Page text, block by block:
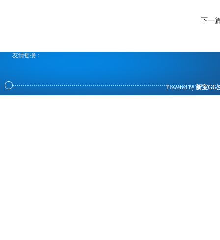
下一
友情链接：
Powered by新宝GG